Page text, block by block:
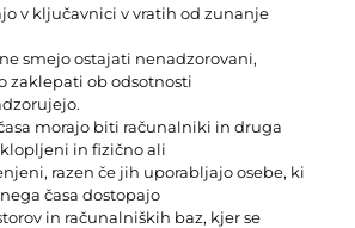
v ključavnici v vratih od zunanje
smejo ostajati nenadzorovani,
zaklepati ob odsotnosti
morajo biti računalniki in druga
in fizično ali
razen če jih uporabljajo osebe, ki
časa dostopajo
in računalniških baz, kjer se